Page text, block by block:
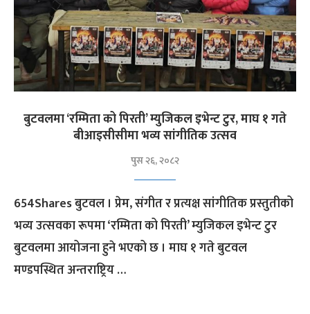
बुटवलमा ‘रम्मिता को पिरती’ म्युजिकल इभेन्ट टुर, माघ १ गते
बीआइसीसीमा भव्य सांगीतिक उत्सव
पुस २६, २०८२
654Shares बुटवल । प्रेम, संगीत र प्रत्यक्ष सांगीतिक प्रस्तुतीको
भव्य उत्सवका रूपमा ‘रम्मिता को पिरती’ म्युजिकल इभेन्ट टुर
बुटवलमा आयोजना हुने भएको छ । माघ १ गते बुटवल
मण्डपस्थित अन्तराष्ट्रिय …